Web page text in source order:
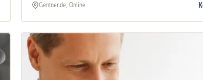
Gentner.de, Online